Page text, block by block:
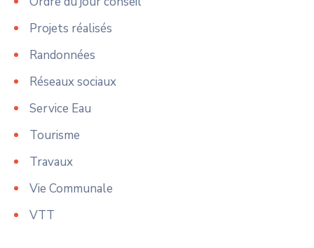
Projets réalisés
Randonnées
Réseaux sociaux
Service Eau
Tourisme
Travaux
Vie Communale
VTT